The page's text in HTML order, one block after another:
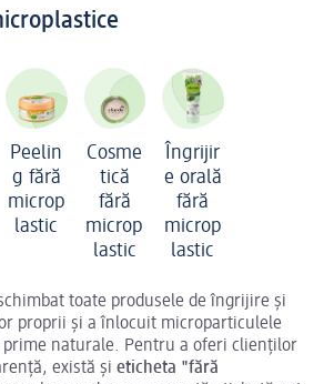
Peelin
g fără
microp
lastic
Cosme
tică
fără
microp
lastic
Îngrijir
e orală
fără
microp
lastic
toate produsele de îngrijire și
proprii și a înlocuit microparticulele
naturale. Pentru a oferi clienților
există și eticheta "fără